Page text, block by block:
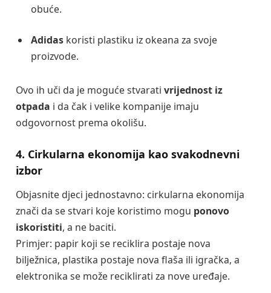
obuće.
Adidas koristi plastiku iz okeana za svoje
proizvode.
Ovo ih uči da je moguće stvarati vrijednost iz
otpada i da čak i velike kompanije imaju
odgovornost prema okolišu.
4. Cirkularna ekonomija kao svakodnevni
izbor
Objasnite djeci jednostavno: cirkularna ekonomija
znači da se stvari koje koristimo mogu ponovo
iskoristiti, a ne baciti.
Primjer: papir koji se reciklira postaje nova
bilježnica, plastika postaje nova flaša ili igračka, a
elektronika se može reciklirati za nove uređaje.